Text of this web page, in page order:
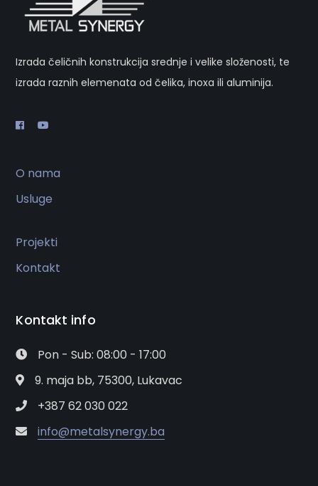
Izrada čeličnih konstrukcija srednje i velike složenosti, te
izrada raznih elemenata od čelika, inoxa ili aluminija.
O nama
Usluge
Projekti
Kontakt
Kontakt info
Pon - Sub: 08:00 - 17:00
9. maja bb, 75300, Lukavac
+387 62 030 022
info@metalsynergy.ba